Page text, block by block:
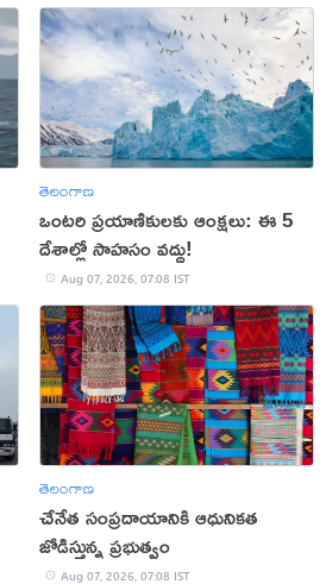
తెలంగాణ
ఒంటరి ప్రయాణికులకు ఆంక్షలు: ఈ 5
దేశాల్లో సాహసం వద్దు!
Aug 07, 2026, 07:08 IST
తెలంగాణ
చేనేత సంప్రదాయానికి ఆధునికత
జోడిస్తున్న ప్రభుత్వం
Aug 07, 2026, 07:08 IST